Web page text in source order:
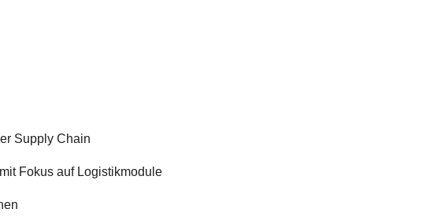
Supply Chain
Fokus auf Logistikmodule